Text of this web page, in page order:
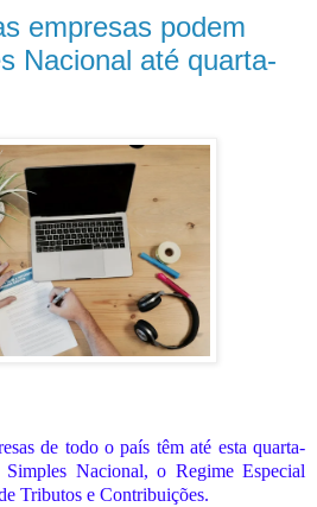
empresas podem
Nacional até quarta-
de todo o país têm até esta quarta-
Nacional, o Regime Especial
Tributos e Contribuições.